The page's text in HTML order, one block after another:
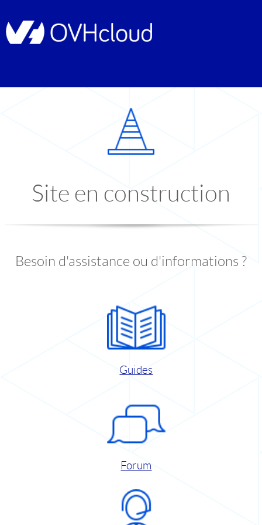
Site en construction
Besoin d'assistance ou d'informations ?
Guides
Forum